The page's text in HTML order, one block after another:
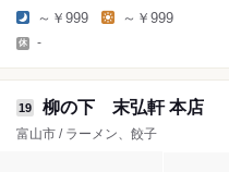
～￥999 ～￥999
-
19 柳の下 末弘軒 本店
富山市 / ラーメン、餃子